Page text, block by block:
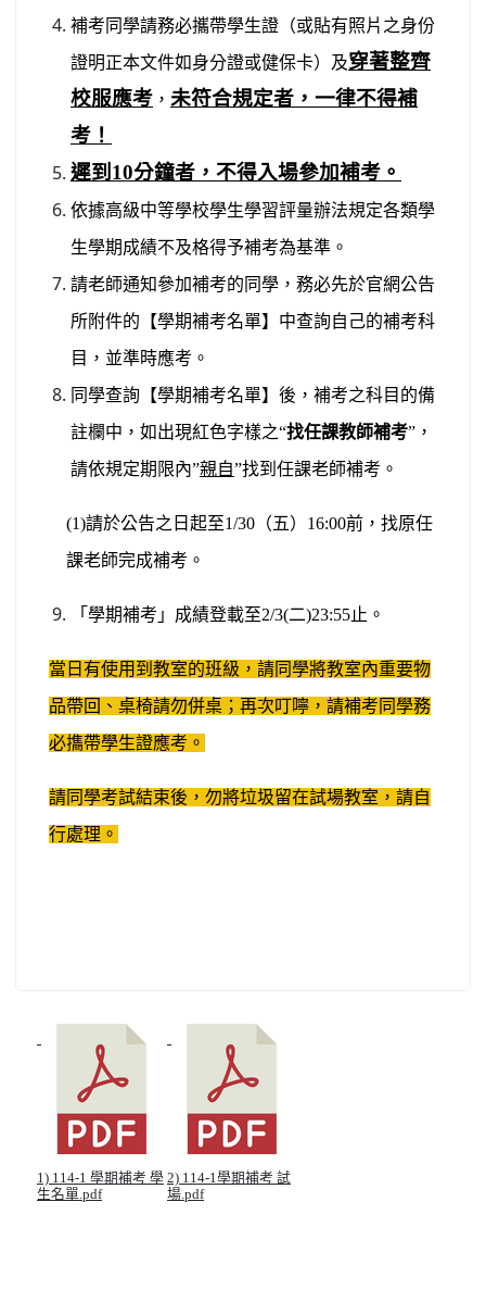
補考同學請務必攜帶學生證（或貼有照片之身份
證明正本文件如身分證或健保卡）及穿著整齊
校服應考 ， 未符合規定者，一律不得補
考！
遲到10分鐘者，不得入場參加補考。
依據高級中等學校學生學習評量辦法規定各類學
生學期成績不及格得予補考為基準。
to
https://
請老師通知參加補考的同學，務必先於官網公告
所附件的【學期補考名單】中查詢自己的補考科
目，並準時應考。
同學查詢【學期補考名單】後，補考之科目的備
註欄中，如出現紅色字樣之“找任課教師補考”，
請依規定期限內”親自”找到任課老師補考。
(1)請於公告之日起至1/30（五）16:00前，找原任
課老師完成補考。
「學期補考」成績登載至2/3(二)23:55止。
當日有使用到教室的班級，請同學將教室內重要物
品帶回、桌椅請勿併桌；再次叮嚀，請補考同學務
必㩦帶學生證應考。
請同學考試結束後，勿將垃圾留在試場教室，請自
行處理。
1) 114-1 學期補考 學
生名單.pdf
2) 114-1學期補考 試
場.pdf